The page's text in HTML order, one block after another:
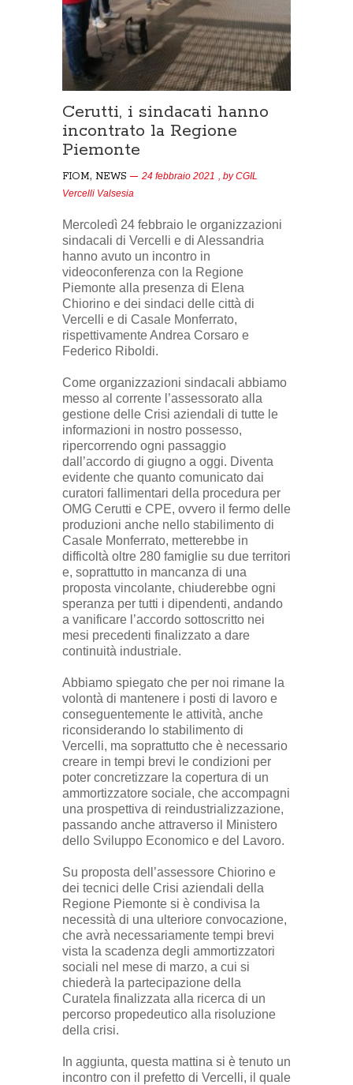
Cerutti, i sindacati hanno
incontrato la Regione
Piemonte
FIOM, NEWS 24 febbraio 2021 , byCGIL
Vercelli Valsesia
Mercoledì 24 febbraio le organizzazioni
sindacali di Vercelli e di Alessandria
hanno avuto un incontro in
videoconferenza con la Regione
Piemonte alla presenza di Elena
Chiorino e dei sindaci delle città di
Vercelli e di Casale Monferrato,
rispettivamente Andrea Corsaro e
Federico Riboldi.
Come organizzazioni sindacali abbiamo
messo al corrente l’assessorato alla
gestione delle Crisi aziendali di tutte le
informazioni in nostro possesso,
ripercorrendo ogni passaggio
dall’accordo di giugno a oggi. Diventa
evidente che quanto comunicato dai
curatori fallimentari della procedura per
OMG Cerutti e CPE, ovvero il fermo delle
produzioni anche nello stabilimento di
Casale Monferrato, metterebbe in
difficoltà oltre 280 famiglie su due territori
e, soprattutto in mancanza di una
proposta vincolante, chiuderebbe ogni
speranza per tutti i dipendenti, andando
a vanificare l’accordo sottoscritto nei
mesi precedenti finalizzato a dare
continuità industriale.
Abbiamo spiegato che per noi rimane la
volontà di mantenere i posti di lavoro e
conseguentemente le attività, anche
riconsiderando lo stabilimento di
Vercelli, ma soprattutto che è necessario
creare in tempi brevi le condizioni per
poter concretizzare la copertura di un
ammortizzatore sociale, che accompagni
una prospettiva di reindustrializzazione,
passando anche attraverso il Ministero
dello Sviluppo Economico e del Lavoro.
Su proposta dell’assessore Chiorino e
dei tecnici delle Crisi aziendali della
Regione Piemonte si è condivisa la
necessità di una ulteriore convocazione,
che avrà necessariamente tempi brevi
vista la scadenza degli ammortizzatori
sociali nel mese di marzo, a cui si
chiederà la partecipazione della
Curatela finalizzata alla ricerca di un
percorso propedeutico alla risoluzione
della crisi.
In aggiunta, questa mattina si è tenuto un
incontro con il prefetto di Vercelli, il quale